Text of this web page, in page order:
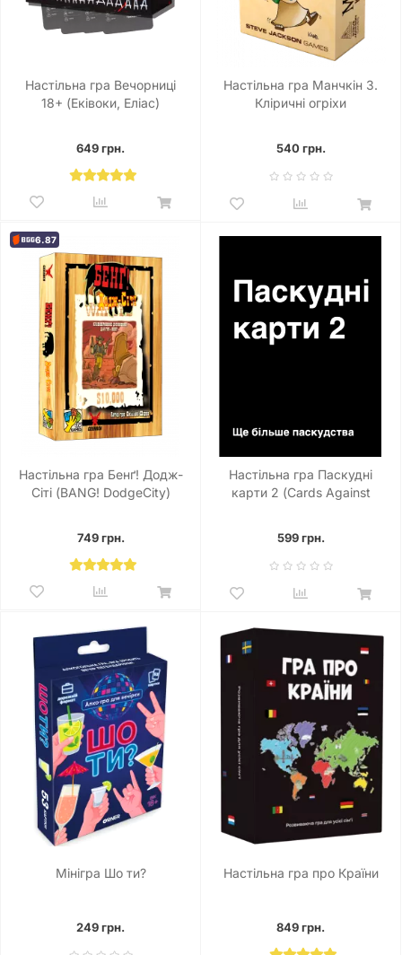
Настільна гра Вечорниці
18+ (Еківоки, Еліас)
649 грн.
Настільна гра Манчкін 3.
Кліричні огріхи
540 грн.
6.87
Настільна гра Бенґ! Додж-
Сіті (BANG! DodgeCity)
749 грн.
Настільна гра Паскудні
карти 2 (Cards Against
599 грн.
Мінігра Шо ти?
249 грн.
Настільна гра про Країни
849 грн.